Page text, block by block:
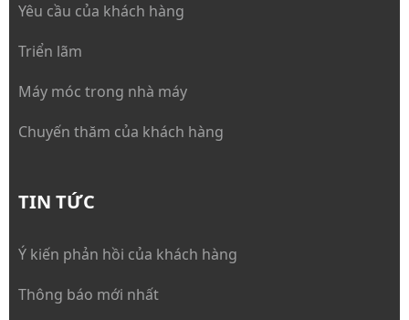
Yêu cầu của khách hàng
Triển lãm
Máy móc trong nhà máy
Chuyến thăm của khách hàng
TIN TỨC
Ý kiến phản hồi của khách hàng
Thông báo mới nhất